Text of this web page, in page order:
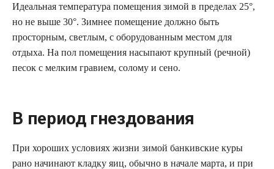
Идеальная температура помещения зимой в пределах 25°,
но не выше 30°. Зимнее помещение должно быть
просторным, светлым, с оборудованным местом для
отдыха. На пол помещения насыпают крупный (речной)
песок с мелким гравием, солому и сено.
В период гнездования
При хороших условиях жизни зимой банкивские куры
рано начинают кладку яиц, обычно в начале марта, и при